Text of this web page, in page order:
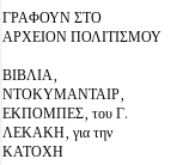
ΓΡΑΦΟΥΝ ΣΤΟ
ΑΡΧΕΙΟΝ ΠΟΛΙΤΙΣΜΟΥ
ΒΙΒΛΙΑ,
ΝΤΟΚΥΜΑΝΤΑΙΡ,
ΕΚΠΟΜΠΕΣ, του Γ.
ΛΕΚΑΚΗ, για την
ΚΑΤΟΧΗ